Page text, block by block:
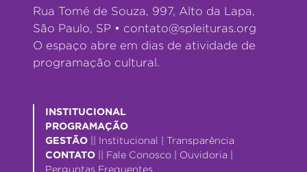
Rua Tomé de Souza, 997, Alto da Lapa,
São Paulo, SP • contato@spleituras.org
O espaço abre em dias de atividade de
programação cultural.
INSTITUCIONAL
PROGRAMAÇÃO
GESTÃO
Institucional
Transparência
CONTATO
Fale Conosco Ouvidoria
Perguntas Frequentes